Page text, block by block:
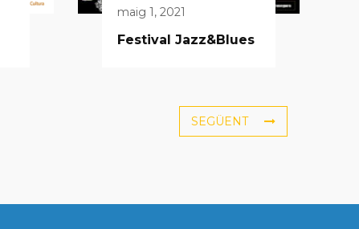
maig 1, 2021
Festival Jazz&Blues
SEGÜENT